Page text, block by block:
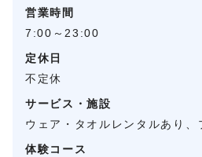
営業時間
7:00～23:00
定休日
不定休
サービス・施設
ウェア・タオルレンタルあり、
体験コース